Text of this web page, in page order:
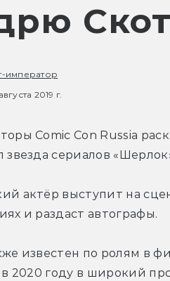
император
2019 г.
Comic Con Russia
сериалов
актёр выступит на
и раздаст автографы.
известен по ролям в
2020 году в широкий